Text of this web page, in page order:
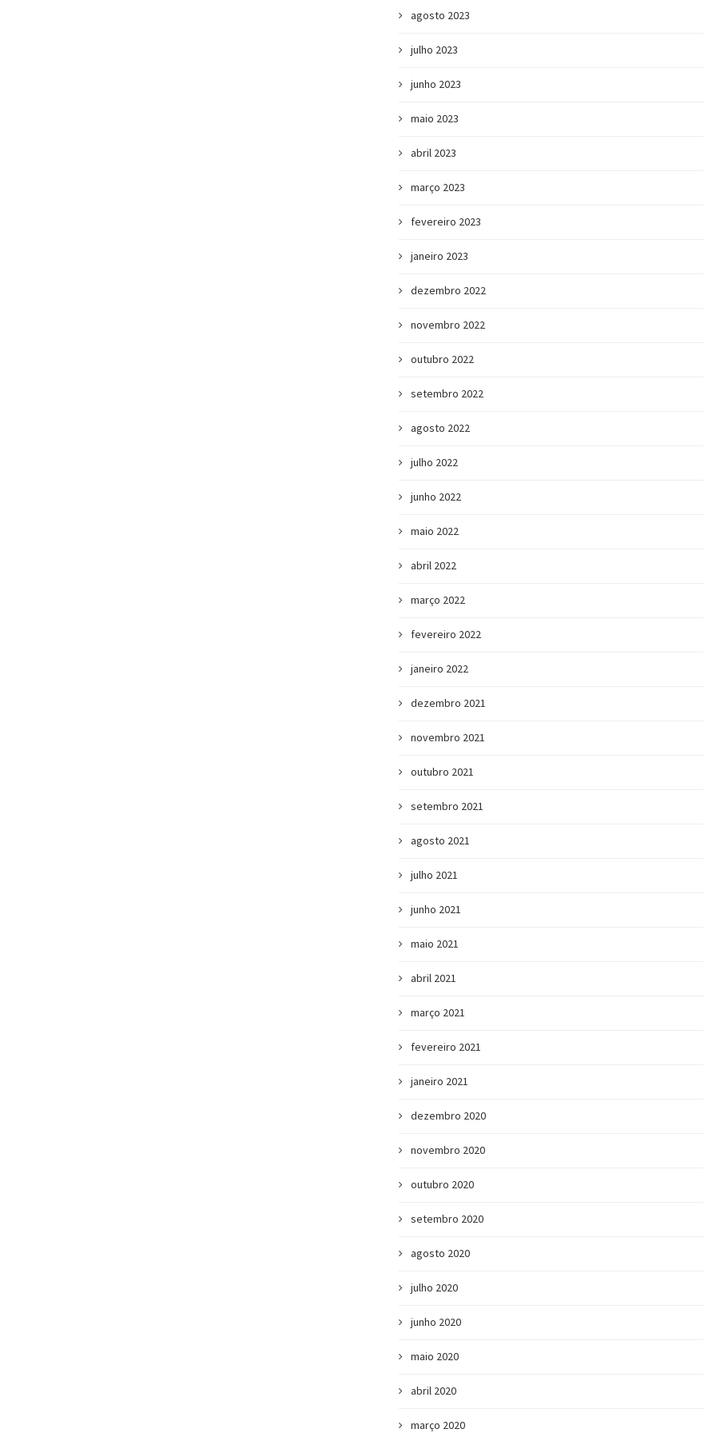
agosto 2023
julho 2023
junho 2023
maio 2023
abril 2023
março 2023
fevereiro 2023
janeiro 2023
dezembro 2022
novembro 2022
outubro 2022
setembro 2022
agosto 2022
julho 2022
junho 2022
maio 2022
abril 2022
março 2022
fevereiro 2022
janeiro 2022
dezembro 2021
novembro 2021
outubro 2021
setembro 2021
agosto 2021
julho 2021
junho 2021
maio 2021
abril 2021
março 2021
fevereiro 2021
janeiro 2021
dezembro 2020
novembro 2020
outubro 2020
setembro 2020
agosto 2020
julho 2020
junho 2020
maio 2020
abril 2020
março 2020